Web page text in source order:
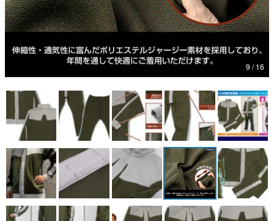
アプリレビュー
その他
電ファミニコゲーマーとは？
運営：株式会社マレ
9 / 16